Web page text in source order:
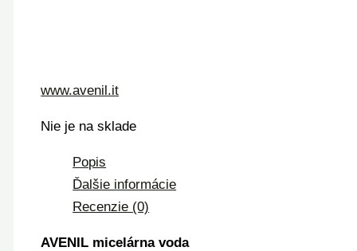
www.avenil.it
Nie je na sklade
Popis
Ďalšie informácie
Recenzie (0)
AVENIL micelárna voda